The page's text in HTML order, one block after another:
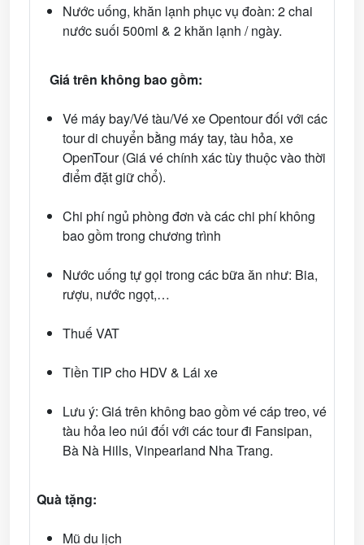
Nước uống, khăn lạnh phục vụ đoàn: 2 chai
nước suối 500ml & 2 khăn lạnh / ngày.
Giá trên không bao gồm:
Vé máy bay/Vé tàu/Vé xe Opentour đối với các
tour di chuyển bằng máy tay, tàu hỏa, xe
OpenTour (Giá vé chính xác tùy thuộc vào thời
điểm đặt giữ chổ).
Chi phí ngủ phòng đơn và các chi phí không
bao gồm trong chương trình
Nước uống tự gọi trong các bữa ăn như: Bia,
rượu, nước ngọt,…
Thuế VAT
Tiền TIP cho HDV & Lái xe
Lưu ý: Giá trên không bao gồm vé cáp treo, vé
tàu hỏa leo núi đối với các tour đi Fansipan,
Bà Nà Hills, Vinpearland Nha Trang.
Quà tặng:
Mũ du lịch